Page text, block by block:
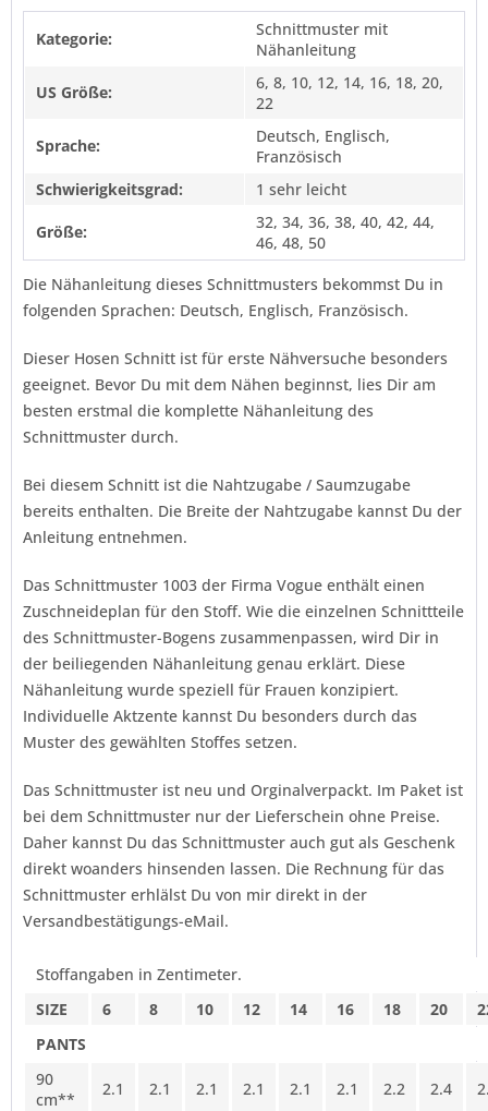
Kategorie:
Schnittmuster mit
Nähanleitung
US Größe:
6, 8, 10, 12, 14, 16, 18, 20,
22
Sprache:
Deutsch, Englisch,
Französisch
Schwierigkeitsgrad:
1 sehr leicht
Größe:
32, 34, 36, 38, 40, 42, 44,
46, 48, 50
Die Nähanleitung dieses Schnittmusters bekommst Du in
folgenden Sprachen: Deutsch, Englisch, Französisch.
Dieser Hosen Schnitt ist für erste Nähversuche besonders
geeignet. Bevor Du mit dem Nähen beginnst, lies Dir am
besten erstmal die komplette Nähanleitung des
Schnittmuster durch.
Bei diesem Schnitt ist die Nahtzugabe / Saumzugabe
bereits enthalten. Die Breite der Nahtzugabe kannst Du der
Anleitung entnehmen.
Das Schnittmuster 1003 der Firma Vogue enthält einen
Zuschneideplan für den Stoff. Wie die einzelnen Schnittteile
des Schnittmuster-Bogens zusammenpassen, wird Dir in
der beiliegenden Nähanleitung genau erklärt. Diese
Nähanleitung wurde speziell für Frauen konzipiert.
Individuelle Aktzente kannst Du besonders durch das
Muster des gewählten Stoffes setzen.
Das Schnittmuster ist neu und Orginalverpackt. Im Paket ist
bei dem Schnittmuster nur der Lieferschein ohne Preise.
Daher kannst Du das Schnittmuster auch gut als Geschenk
direkt woanders hinsenden lassen. Die Rechnung für das
Schnittmuster erhlälst Du von mir direkt in der
Versandbestätigungs-eMail.
Stoffangaben in Zentimeter.
SIZE
6 8 10 12 14 16 18 20
PANTS
90
cm**
2.1 2.1 2.1 2.1 2.1 2.1 2.2 2.4